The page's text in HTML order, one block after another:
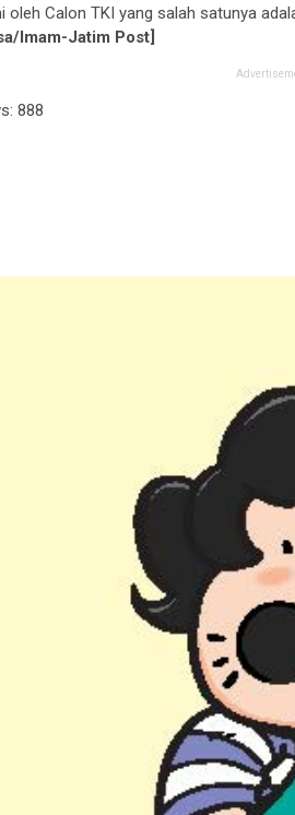
oleh Calon TKI yang salah satunya
Imam-Jatim Post]
888